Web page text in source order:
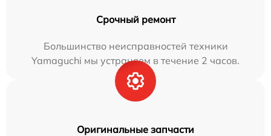
Срочный ремонт
Большинство неисправностей техники
Yamaguchi мы устраняем в течение 2 часов.
Оригинальные запчасти